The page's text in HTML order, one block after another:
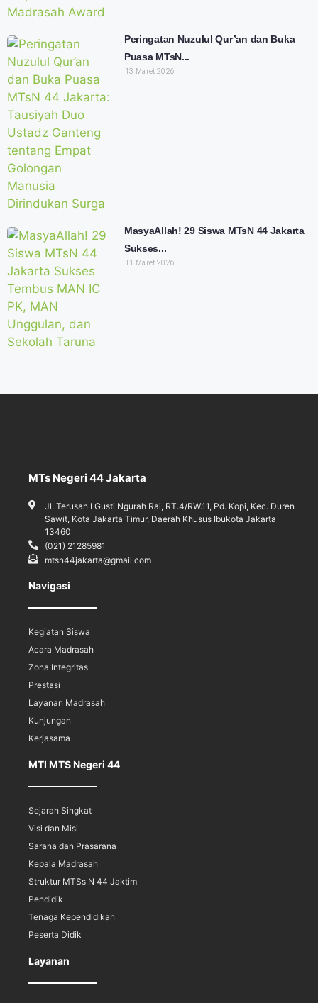
Peringatan Nuzulul Qur’an dan Buka
Puasa MTsN...
13 Maret 2026
MasyaAllah! 29 Siswa MTsN 44 Jakarta
Sukses...
11 Maret 2026
MTs Negeri 44 Jakarta
Jl. Terusan I Gusti Ngurah Rai, RT.4/RW.11, Pd. Kopi, Kec. Duren
Sawit, Kota Jakarta Timur, Daerah Khusus Ibukota Jakarta
13460
(021) 21285981
mtsn44jakarta@gmail.com
Navigasi
Kegiatan Siswa
Acara Madrasah
Zona Integritas
Prestasi
Layanan Madrasah
Kunjungan
Kerjasama
MTI MTS Negeri 44
Sejarah Singkat
Visi dan Misi
Sarana dan Prasarana
Kepala Madrasah
Struktur MTSs N 44 Jaktim
Pendidik
Tenaga Kependidikan
Peserta Didik
Layanan